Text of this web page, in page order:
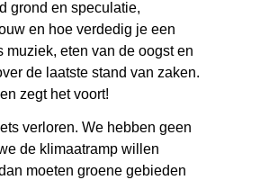
grond en speculatie,
en hoe verdedig je een
muziek, eten van de oogst en
de laatste stand van zaken.
zegt het voort!
verloren. We hebben geen
de klimaatramp willen
moeten groene gebieden